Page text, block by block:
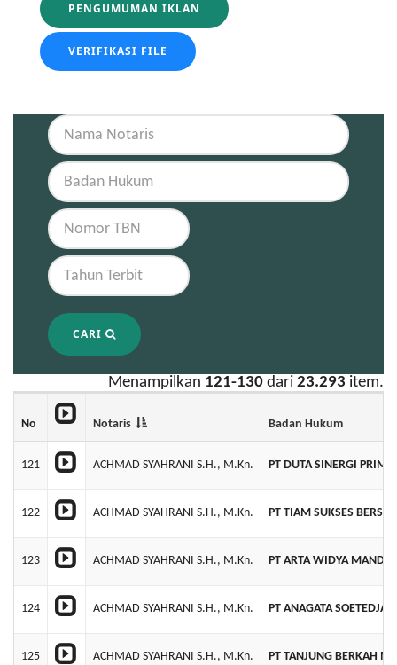
PENGUMUMAN IKLAN
VERIFIKASI FILE
CARI
Menampilkan 121-130 dari 23.293 item.
No Notaris Badan Hukum
121 ACHMAD SYAHRANI S.H., M.Kn. PT DUTA SINERGI PRIMA
122 ACHMAD SYAHRANI S.H., M.Kn. PT TIAM SUKSES
123 ACHMAD SYAHRANI S.H., M.Kn. PT ARTA WIDYA
124 ACHMAD SYAHRANI S.H., M.Kn. PT ANAGATA SOETEDJA
125 ACHMAD SYAHRANI S.H., M.Kn. PT TANJUNG BERKAH